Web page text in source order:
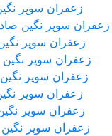
زعفران سوپر
زعفران سوپر نگین
زعفران سوپر
زعفران سوپر نگین
زعفران سوپر نگین
زعفران سوپر
زعفران سوپر
زعفران سوپر نگین